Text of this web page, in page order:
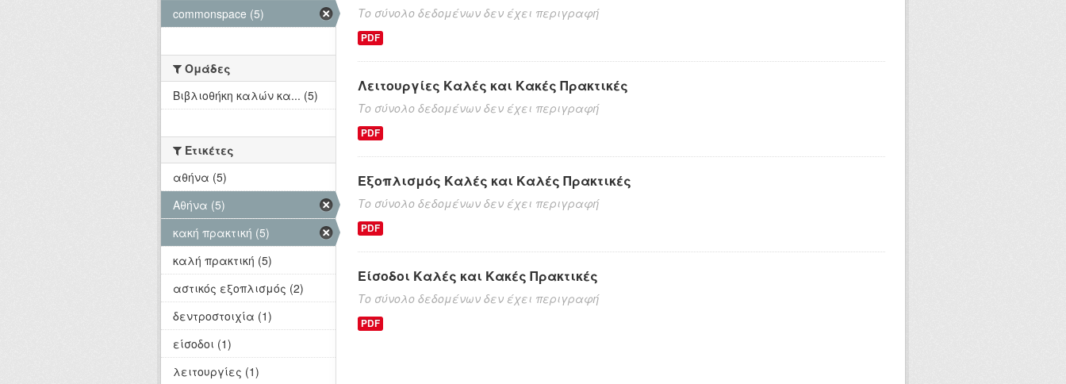
Το σύνολο δεδομένων δεν έχει περιγραφή
PDF
Λειτουργίες Καλές και Κακές Πρακτικές
Το σύνολο δεδομένων δεν έχει περιγραφή
PDF
Εξοπλισμός Καλές και Καλές Πρακτικές
Το σύνολο δεδομένων δεν έχει περιγραφή
PDF
Είσοδοι Καλές και Κακές Πρακτικές
Το σύνολο δεδομένων δεν έχει περιγραφή
PDF
commonspace (5)
Ομάδες
Βιβλιοθήκη καλών κα... (5)
Ετικέτες
αθήνα (5)
Αθήνα (5)
κακή πρακτική (5)
καλή πρακτική (5)
αστικός εξοπλισμός (2)
δεντροστοιχία (1)
είσοδοι (1)
λειτουργίες (1)